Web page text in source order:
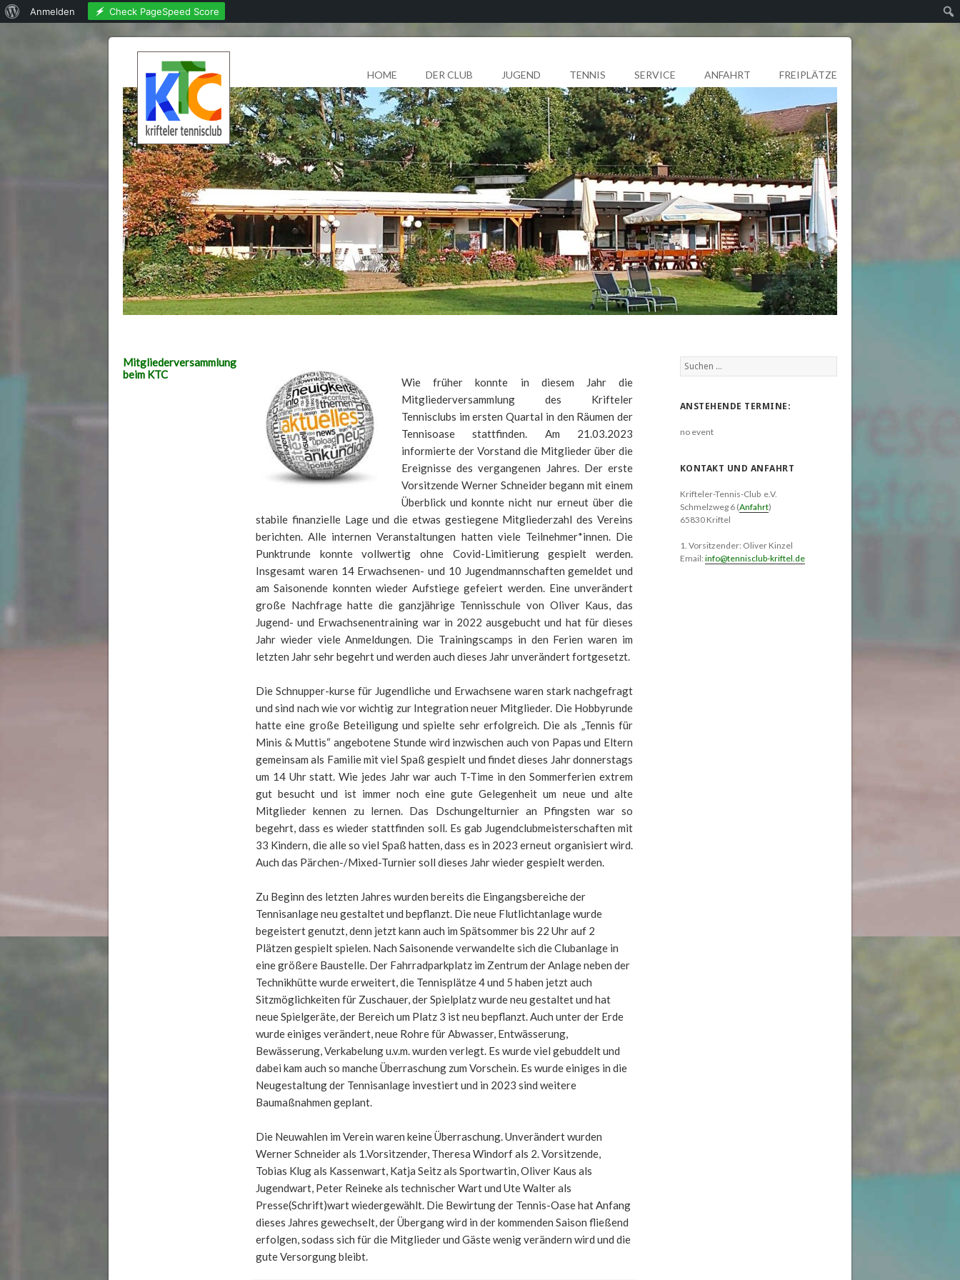
HOME DER CLUB JUGEND TENNIS SERVICE ANFAHRT FREIPLÄTZE
Mitgliederversammlung
beim KTC
Suchen
nach:
ANSTEHENDE TERMINE:
no event
KONTAKT UND ANFAHRT
Krifteler-Tennis-Club e.V.
Schmelzweg 6 (Anfahrt)
65830 Kriftel
1. Vorsitzender: Oliver Kinzel
Email: info@tennisclub-kriftel.de
Wie früher konnte in diesem Jahr die
Mitgliederversammlung des Krifteler
Tennisclubs im ersten Quartal in den Räumen der
Tennisoase stattfinden. Am 21.03.2023
informierte der Vorstand die Mitglieder über die
Ereignisse des vergangenen Jahres. Der erste
Vorsitzende Werner Schneider begann mit einem
Überblick und konnte nicht nur erneut über die
stabile finanzielle Lage und die etwas gestiegene Mitgliederzahl des Vereins
berichten. Alle internen Veranstaltungen hatten viele Teilnehmer*innen. Die
Punktrunde konnte vollwertig ohne Covid-Limitierung gespielt werden.
Insgesamt waren 14 Erwachsenen- und 10 Jugendmannschaften gemeldet und
am Saisonende konnten wieder Aufstiege gefeiert werden. Eine unverändert
große Nachfrage hatte die ganzjährige Tennisschule von Oliver Kaus, das
Jugend- und Erwachsenentraining war in 2022 ausgebucht und hat für dieses
Jahr wieder viele Anmeldungen. Die Trainingscamps in den Ferien waren im
letzten Jahr sehr begehrt und werden auch dieses Jahr unverändert fortgesetzt.
Die Schnupper-kurse für Jugendliche und Erwachsene waren stark nachgefragt
und sind nach wie vor wichtig zur Integration neuer Mitglieder. Die Hobbyrunde
hatte eine große Beteiligung und spielte sehr erfolgreich. Die als „Tennis für
Minis & Muttis“ angebotene Stunde wird inzwischen auch von Papas und Eltern
gemeinsam als Familie mit viel Spaß gespielt und findet dieses Jahr donnerstags
um 14 Uhr statt. Wie jedes Jahr war auch T-Time in den Sommerferien extrem
gut besucht und ist immer noch eine gute Gelegenheit um neue und alte
Mitglieder kennen zu lernen. Das Dschungelturnier an Pfingsten war so
begehrt, dass es wieder stattfinden soll. Es gab Jugendclubmeisterschaften mit
33 Kindern, die alle so viel Spaß hatten, dass es in 2023 erneut organisiert wird.
Auch das Pärchen-/Mixed-Turnier soll dieses Jahr wieder gespielt werden.
Zu Beginn des letzten Jahres wurden bereits die Eingangsbereiche der
Tennisanlage neu gestaltet und bepflanzt. Die neue Flutlichtanlage wurde
begeistert genutzt, denn jetzt kann auch im Spätsommer bis 22 Uhr auf 2
Plätzen gespielt spielen. Nach Saisonende verwandelte sich die Clubanlage in
eine größere Baustelle. Der Fahrradparkplatz im Zentrum der Anlage neben der
Technikhütte wurde erweitert, die Tennisplätze 4 und 5 haben jetzt auch
Sitzmöglichkeiten für Zuschauer, der Spielplatz wurde neu gestaltet und hat
neue Spielgeräte, der Bereich um Platz 3 ist neu bepflanzt. Auch unter der Erde
wurde einiges verändert, neue Rohre für Abwasser, Entwässerung,
Bewässerung, Verkabelung u.v.m. wurden verlegt. Es wurde viel gebuddelt und
dabei kam auch so manche Überraschung zum Vorschein. Es wurde einiges in die
Neugestaltung der Tennisanlage investiert und in 2023 sind weitere
Baumaßnahmen geplant.
Die Neuwahlen im Verein waren keine Überraschung. Unverändert wurden
Werner Schneider als 1.Vorsitzender, Theresa Windorf als 2. Vorsitzende,
Tobias Klug als Kassenwart, Katja Seitz als Sportwartin, Oliver Kaus als
Jugendwart, Peter Reineke als technischer Wart und Ute Walter als
Presse(Schrift)wart wiedergewählt. Die Bewirtung der Tennis-Oase hat Anfang
dieses Jahres gewechselt, der Übergang wird in der kommenden Saison fließend
erfolgen, sodass sich für die Mitglieder und Gäste wenig verändern wird und die
gute Versorgung bleibt.
Über
Anmelden Check PageSpeed Score